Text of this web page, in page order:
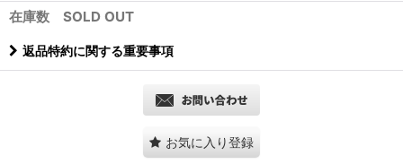
在庫数 SOLD OUT
返品特約に関する重要事項
お気に入り登録